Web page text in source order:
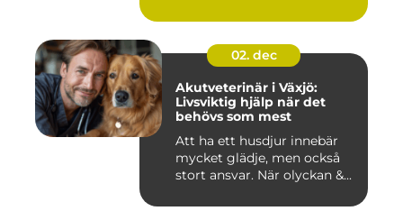
02. dec
Akutveterinär i Växjö:
Livsviktig hjälp när det
behövs som mest
Att ha ett husdjur innebär
mycket glädje, men också
stort ansvar. När olyckan &...